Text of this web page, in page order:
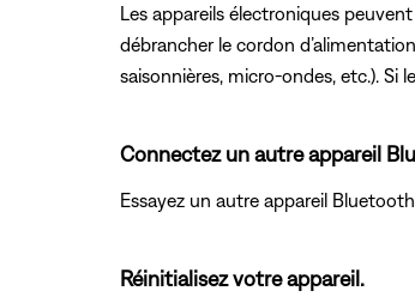
Les appareils électroniques
débrancher le cordon
saisonnières, micro-ondes, etc.). Si
Connectez un autre appareil
Essayez un autre appareil
Réinitialisez votre appareil.